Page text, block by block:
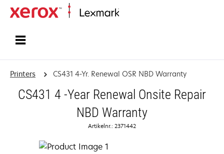
Printers CS431 4-Yr. Renewal OSR NBD Warranty
CS431 4 -Year Renewal Onsite Repair
NBD Warranty
Artikelnr.: 2371442